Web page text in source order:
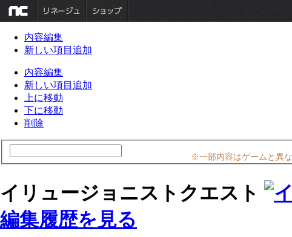
内容編集
新しい項目追加
内容編集
新しい項目追加
上に移動
下に移動
削除
※一部内容はゲームと異
イリュージョニストクエスト
編集履歴を見る